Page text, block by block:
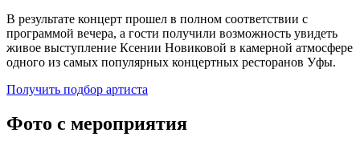
В результате концерт прошел в полном соответствии с
программой вечера, а гости получили возможность увидеть
живое выступление Ксении Новиковой в камерной атмосфере
одного из самых популярных концертных ресторанов Уфы.
Получить подбор артиста
Фото с мероприятия